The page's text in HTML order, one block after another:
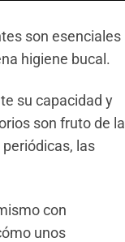
son esenciales
higiene bucal.
su capacidad y
son fruto de la
las
con
unos